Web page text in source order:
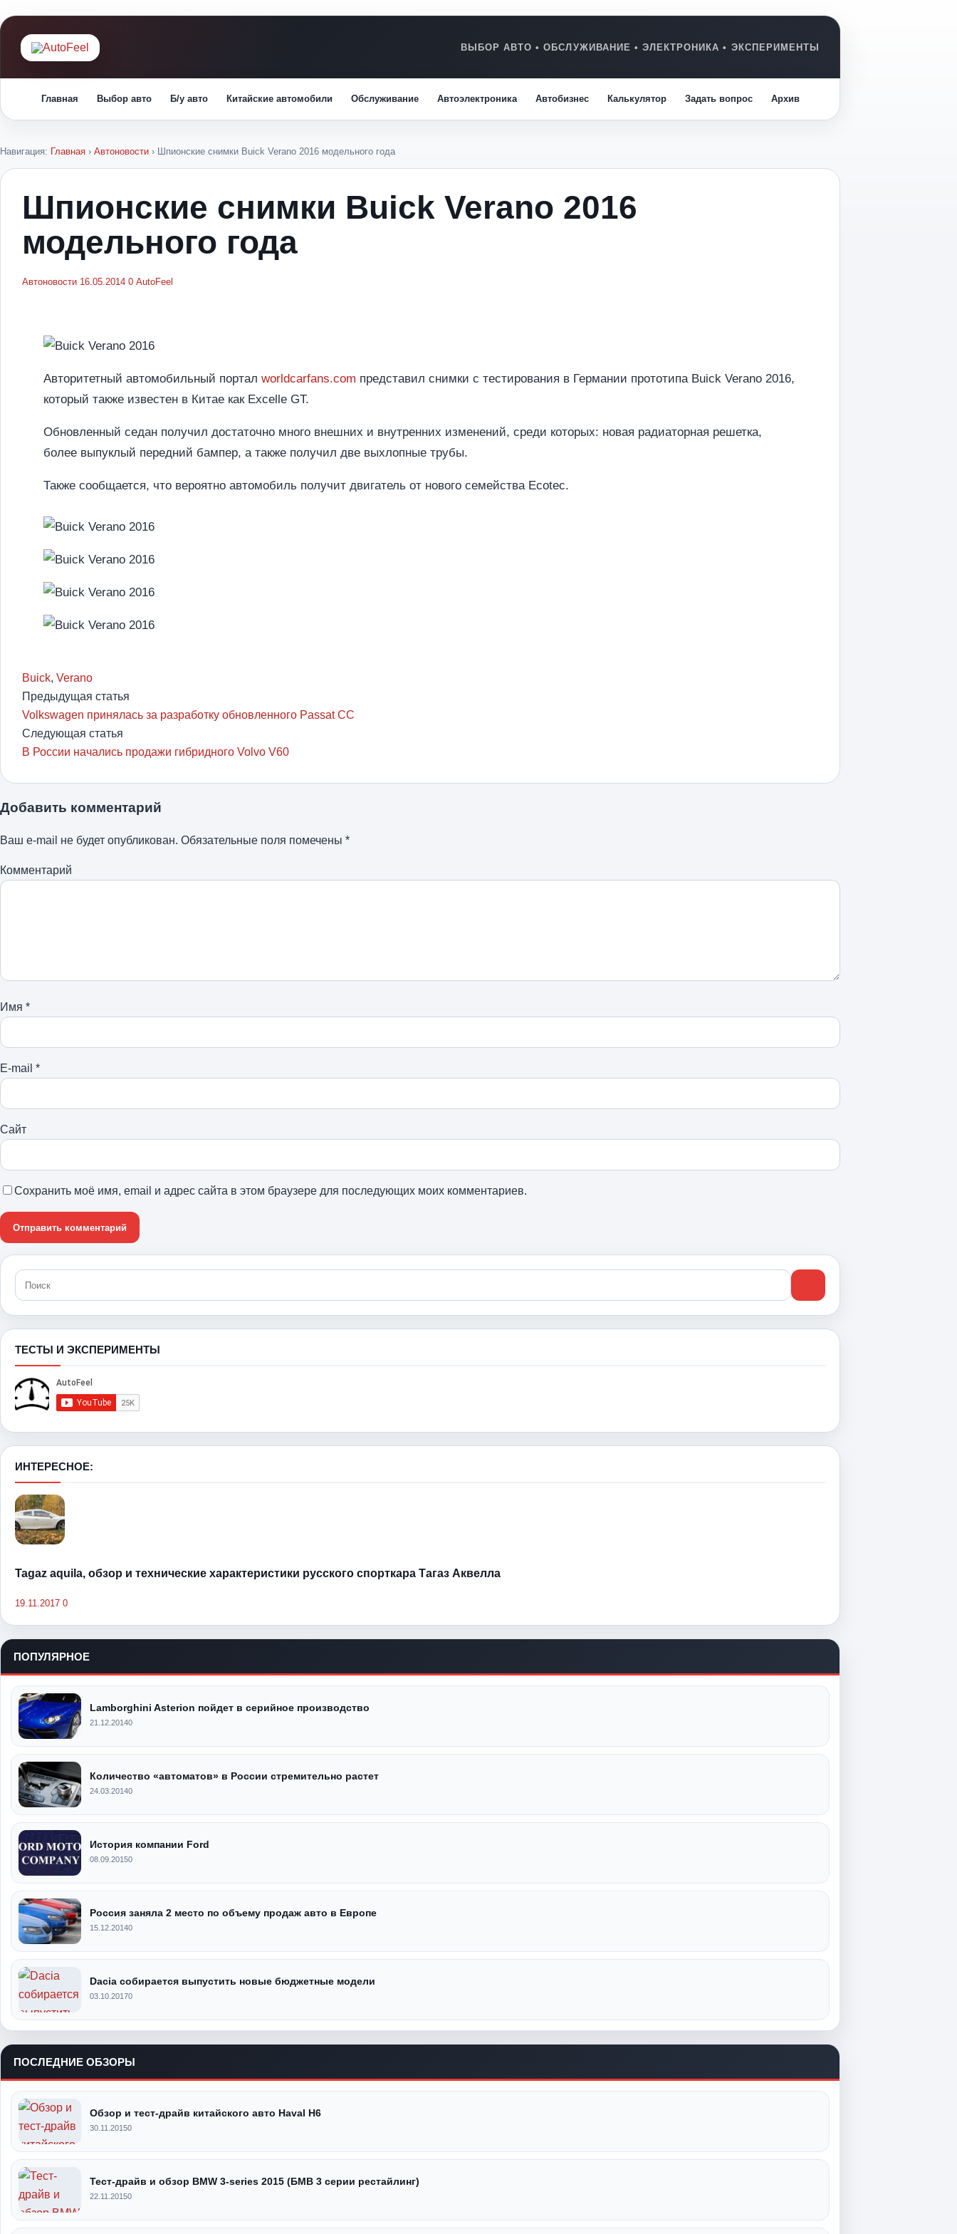
Главная Выбор авто Б/у авто Китайские автомобили Обслуживание Автоэлектроника Автобизнес Калькулятор Задать вопрос Архив
Навигация: Главная › Автоновости › Шпионские снимки Buick Verano 2016 модельного года
Шпионские снимки Buick Verano 2016
модельного года
Автоновости 16.05.2014 0 AutoFeel
Авторитетный автомобильный портал worldcarfans.com представил снимки с тестирования в Германии прототипа Buick Verano 2016,
который также известен в Китае как Excelle GT.
Обновленный седан получил достаточно много внешних и внутренних изменений, среди которых: новая радиаторная решетка,
более выпуклый передний бампер, а также получил две выхлопные трубы.
Также сообщается, что вероятно автомобиль получит двигатель от нового семейства Ecotec.
Buick, Verano
Предыдущая статья
Volkswagen принялась за разработку обновленного Passat CC
Следующая статья
В России начались продажи гибридного Volvo V60
Добавить комментарий
Ваш e-mail не будет опубликован. Обязательные поля помечены *
Комментарий
Имя *
E-mail *
Сайт
Сохранить моё имя, email и адрес сайта в этом браузере для последующих моих комментариев.
ТЕСТЫ И ЭКСПЕРИМЕНТЫ
ИНТЕРЕСНОЕ:
Tagaz aquila, обзор и технические характеристики русского спорткара Тагаз Аквелла
19.11.2017 0
ПОПУЛЯРНОЕ
Lamborghini Asterion пойдет в серийное производство
21.12.20140
Количество «автоматов» в России стремительно растет
24.03.20140
История компании Ford
08.09.20150
Россия заняла 2 место по объему продаж авто в Европе
15.12.20140
Dacia собирается выпустить новые бюджетные модели
03.10.20170
ПОСЛЕДНИЕ ОБЗОРЫ
Обзор и тест-драйв китайского авто Haval H6
30.11.20150
Тест-драйв и обзор BMW 3-series 2015 (БМВ 3 серии рестайлинг)
22.11.20150